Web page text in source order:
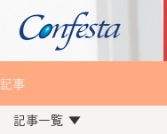
記事
記事一覧